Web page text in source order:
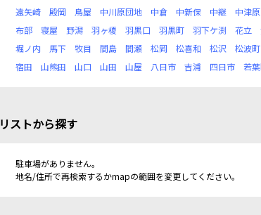
遠矢崎
殿岡 鳥屋 中川原団地 中倉 中新保 中継 中津原
布部
寝屋 野潟 羽ヶ榎 羽黒口 羽黒町 羽下ケ渕 花立
堀ノ内
馬下 牧目 間島 間瀬 松岡 松喜和 松沢 松波町
宿田
山熊田 山口 山田 山屋 八日市 吉浦 四日市 若
リストから探す
駐車場がありません。
地名/住所で再検索するかmapの範囲を変更してください。